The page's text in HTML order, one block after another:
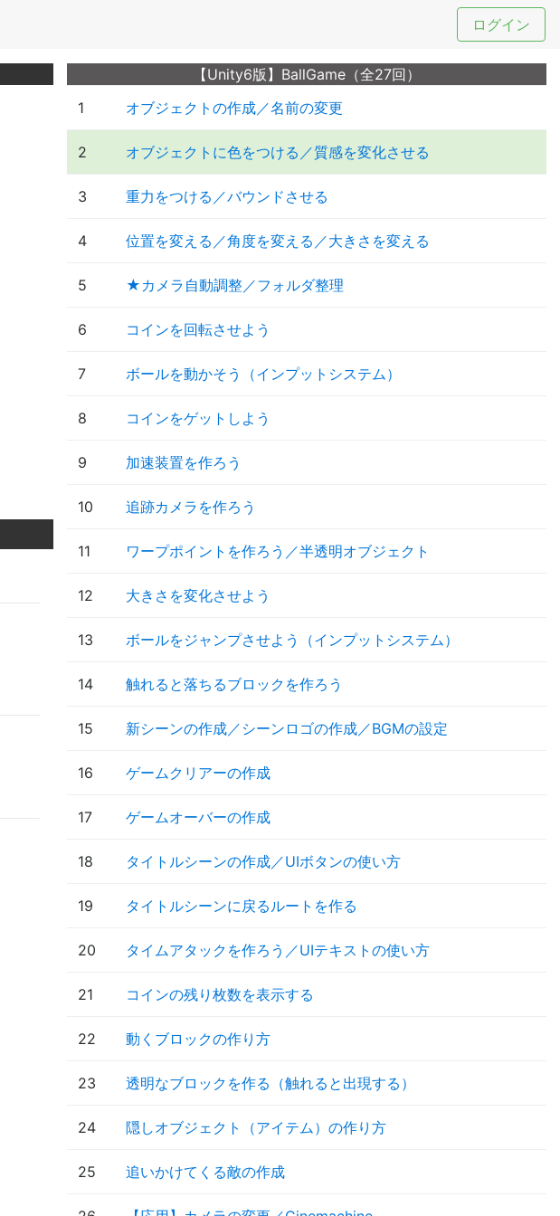
ログイン
【Unity6版】BallGame（全27回）
1
オブジェクトの作成／名前の変更
2 オブジェクトに色をつける／質感を変化させる
3 重力をつける／バウンドさせる
4 位置を変える／角度を変える／大きさを変える
5 ★カメラ自動調整／フォルダ整理
6 コインを回転させよう
7 ボールを動かそう（インプットシステム）
8 コインをゲットしよう
9 加速装置を作ろう
10 追跡カメラを作ろう
11 ワープポイントを作ろう／半透明オブジェクト
12 大きさを変化させよう
13 ボールをジャンプさせよう（インプットシステム）
14 触れると落ちるブロックを作ろう
15 新シーンの作成／シーンロゴの作成／BGMの設定
16 ゲームクリアーの作成
17 ゲームオーバーの作成
18 タイトルシーンの作成／UIボタンの使い方
19 タイトルシーンに戻るルートを作る
20 タイムアタックを作ろう／UIテキストの使い方
21 コインの残り枚数を表示する
22 動くブロックの作り方
23 透明なブロックを作る（触れると出現する）
24 隠しオブジェクト（アイテム）の作り方
25 追いかけてくる敵の作成